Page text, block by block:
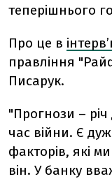
теперішнього
Про це в
правління
Писарук.
"Прогнози –
час війни. Є
факторів, які
він. У банку